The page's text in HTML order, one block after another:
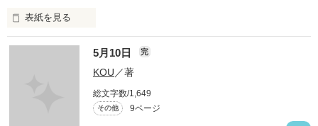
ｺｳ的ｼ的暗鬱ｼｮｰﾄ×ｼｮｰﾄ
表紙を見る
アカネの小さな呼吸音
窓から射すネオンの灯り
5月10日 完
KOU／著
総文字数/1,649
その他 9ページ